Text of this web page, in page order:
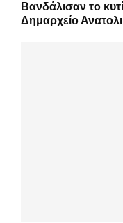
Βανδάλισαν το
Δημαρχείο